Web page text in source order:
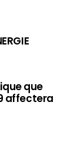
que
affectera